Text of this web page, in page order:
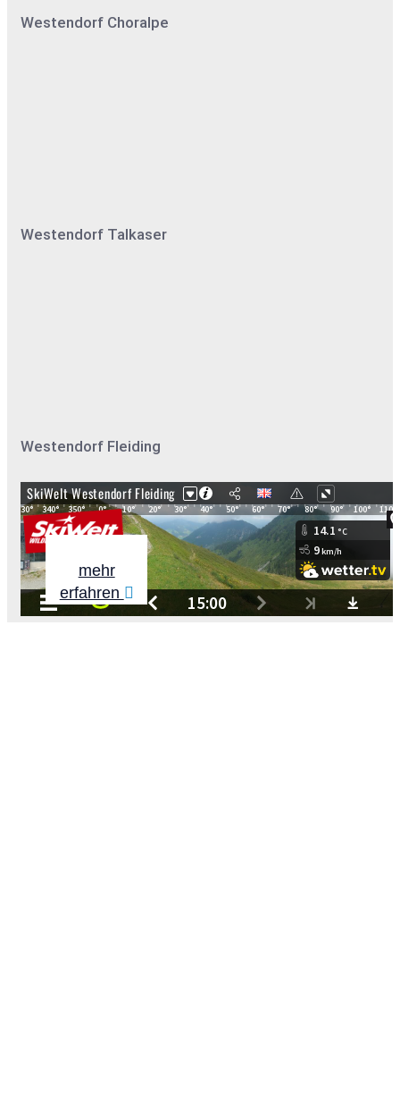
mehr
erfahren
Westendorf Choralpe
Westendorf Talkaser
Westendorf Fleiding